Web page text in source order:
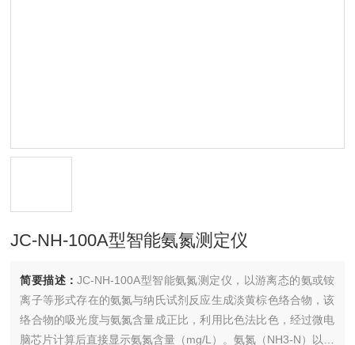
JC-NH-100A型智能氨氮测定仪
简要描述：JC-NH-100A型智能氨氮测定仪，以游离态的氨或铵
离子等形式存在的氨氮与纳氏试剂反应生成淡黄棕色络合物，该
络合物的吸光度与氨氮含量成正比，利用比色法比色，经过微电
脑芯片计算后直接显示氨氮含量（mg/L）。氨氮（NH3-N）以游